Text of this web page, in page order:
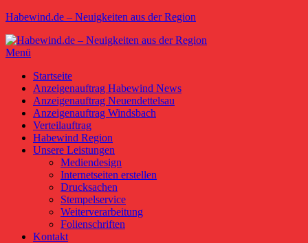
Zum
springen
Habewind.de – Neuigkeiten aus der Region
Menü
Primäres
Menü
Startseite
Anzeigenauftrag Habewind News
Anzeigenauftrag Neuendettelsau
Anzeigenauftrag Windsbach
Verteilauftrag
Habewind Region
Unsere Leistungen
Mediendesign
Internetseiten erstellen
Drucksachen
Stempelservice
Weiterverarbeitung
Folienschriften
Kontakt